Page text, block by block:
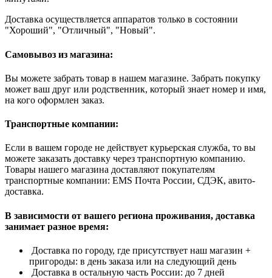
Доставка осуществляется аппаратов только в состоянии
"Хороший", "Отличный", "Новый".
Самовывоз из магазина:
Вы можете забрать товар в нашем магазине. Забрать покупку
может ваш друг или родственник, который знает номер и имя,
на кого оформлен заказ.
Транспортные компании:
Если в вашем городе не действует курьерская служба, то вы
можете заказать доставку через транспортную компанию.
Товары нашего магазина доставляют покупателям
транспортные компании: EMS Почта России, СДЭК, авито-
доставка.
В зависимости от вашего региона проживания, доставка
занимает разное время:
Доставка по городу, где присутствует наш магазин +
пригороды: в день заказа или на следующий день
Доставка в остальную часть России: до 7 дней